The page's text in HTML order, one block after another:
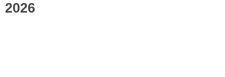
2026